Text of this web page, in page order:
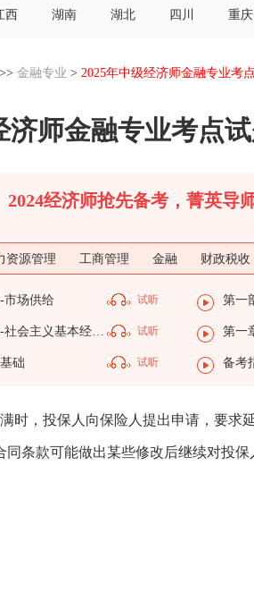
西 湖南 湖北 四川 重庆
>> 金融专业 > 2025年中级经济师金融专业考
济师金融专业考点
2024经济师抢先备考，菁英导
资源管理 工商管理 金融 财政税收
市场供给 试听 第一
第一部分-第一章-社会主义基本经济制度 试听 第一
础 试听 备考
时，投保人向保险人提出申请，要求
条款可能做出某些修改后继续对投保